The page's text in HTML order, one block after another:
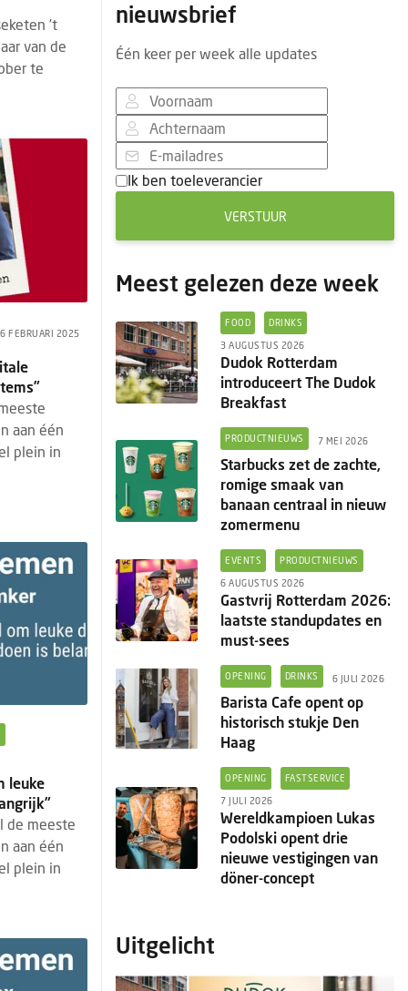
’t
van de
te
6 FEBRUARI 2025
aan één
plein in
leuke
de meeste
aan één
plein in
nieuwsbrief
Één keer per week alle updates
Ik ben toeleverancier
VERSTUUR
Meest gelezen deze week
FOOD DRINKS
3 AUGUSTUS 2026
Dudok Rotterdam
introduceert The Dudok
Breakfast
PRODUCTNIEUWS 7 MEI 2026
Starbucks zet de zachte,
romige smaak van
banaan centraal in nieuw
zomermenu
EVENTS PRODUCTNIEUWS
6 AUGUSTUS 2026
Gastvrij Rotterdam 2026:
laatste standupdates en
must-sees
OPENING DRINKS 6 JULI 2026
Barista Cafe opent op
historisch stukje Den
Haag
OPENING FASTSERVICE
7 JULI 2026
Wereldkampioen Lukas
Podolski opent drie
nieuwe vestigingen van
döner-concept
Uitgelicht